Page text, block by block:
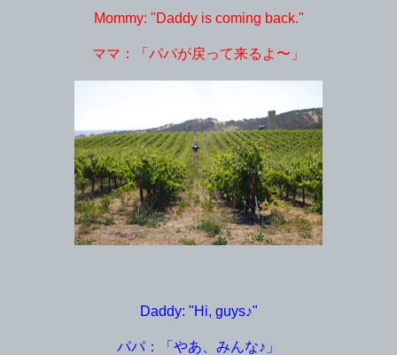
Mommy: "Daddy is coming back."
ママ：「パパが戻って来るよ〜」
Daddy: "Hi, guys♪"
パパ：「やあ、みんな♪」